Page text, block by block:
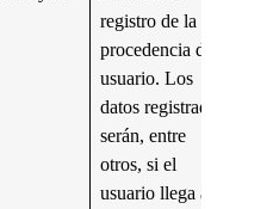
registro de la
procedencia del
usuario. Los
datos registrados
serán, entre
otros, si el
usuario llega a